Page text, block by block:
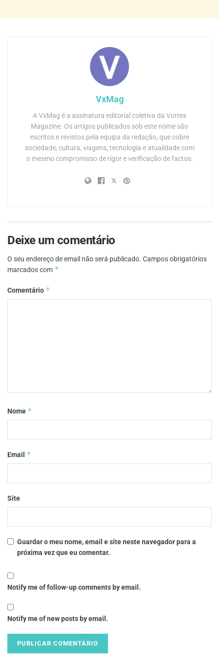
VxMag
A VxMag é a assinatura editorial coletiva da Vortex
Magazine. Os artigos publicados sob este nome são
escritos e revistos pela equipa da redação, que cobre
sociedade, cultura, viagens, tecnologia e atualidade com
o mesmo compromisso de rigor e verificação de factos.
Deixe um comentário
O seu endereço de email não será publicado. Campos obrigatórios
marcados com *
Comentário *
Nome *
Email *
Site
Guardar o meu nome, email e site neste navegador para a
próxima vez que eu comentar.
Notify me of follow-up comments by email.
Notify me of new posts by email.